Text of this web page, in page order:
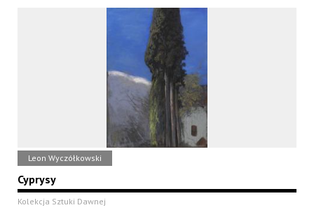
Leon Wyczółkowski
Cyprysy
Kolekcja Sztuki Dawnej